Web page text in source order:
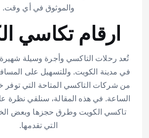
والموثوق في أي وقت.
ارقام تكاسي
تُعد رحلات التاكسي وأجرة وسيلة
في مدينة الكويت. وللتسهيل على
من شركات التاكسي المتاحة التي توفر
الساعة. في هذه المقالة، سنلقي
تاكسي الكويت وطرق حجزها وبعض
التي تقدمها.